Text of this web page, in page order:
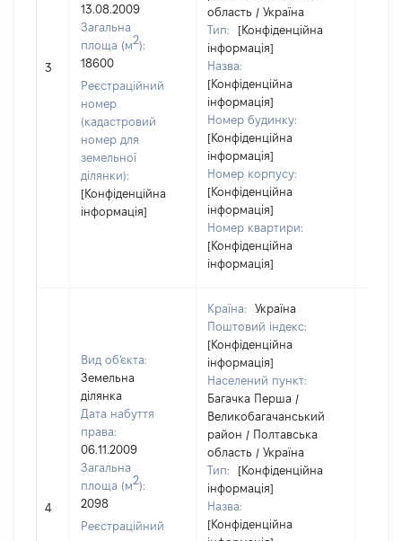
3
13.08.2009
Загальна
площа (м2):
18600
Реєстраційний
номер
(кадастровий
номер для
земельної
ділянки):
[Конфіденційна
інформація]
область / Україна
Тип:
[Конфіденційна
інформація]
Назва:
[Конфіденційна
інформація]
Номер будинку:
[Конфіденційна
інформація]
Номер корпусу:
[Конфіденційна
інформація]
Номер квартири:
[Конфіденційна
інформація]
4
Вид об'єкта:
Земельна
ділянка
Дата набуття
права:
06.11.2009
Загальна
площа (м2):
2098
Реєстраційний
Країна:
Україна
Поштовий індекс:
[Конфіденційна
інформація]
Населений пункт:
Багачка Перша /
Великобагачанський
район / Полтавська
область / Україна
Тип:
[Конфіденційна
інформація]
Назва:
[Конфіденційна